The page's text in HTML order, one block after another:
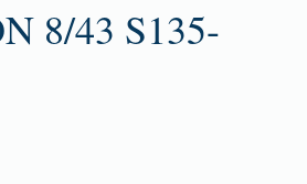
8/43 S135-